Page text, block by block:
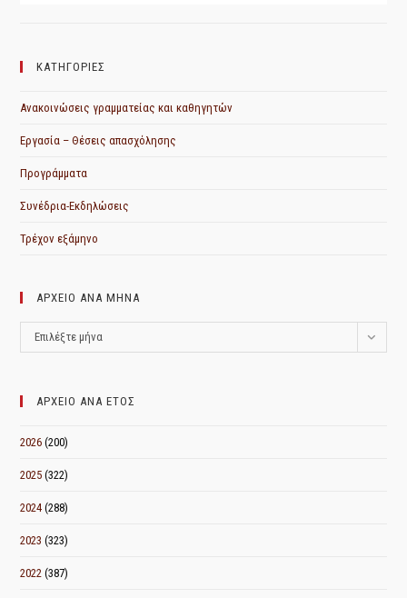
ΚΑΤΗΓΟΡΙΕΣ
Ανακοινώσεις γραμματείας και καθηγητών
Εργασία – Θέσεις απασχόλησης
Προγράμματα
Συνέδρια-Εκδηλώσεις
Τρέχον εξάμηνο
ΑΡΧΕΙΟ ΑΝΑ ΜΗΝΑ
ΑΡΧΕΙΟ
ΑΝΑ
Επιλέξτε μήνα
ΑΡΧΕΙΟ ΑΝΑ ΕΤΟΣ
2026 (200)
2025 (322)
2024 (288)
2023 (323)
2022 (387)